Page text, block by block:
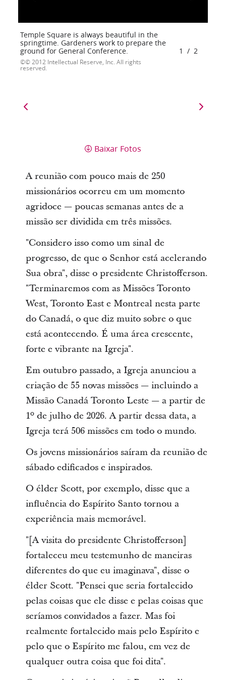
Temple Square is always beautiful in the
springtime. Gardeners work to prepare the
ground for General Conference.
© 2012 Intellectual Reserve, Inc. All rights
reserved.
1 / 2
Baixar Fotos
A reunião com pouco mais de 250
missionários ocorreu em um momento
agridoce — poucas semanas antes de a
missão ser dividida em três missões.
"Considero isso como um sinal de
progresso, de que o Senhor está acelerando
Sua obra", disse o presidente Christofferson.
"Terminaremos com as Missões Toronto
West, Toronto East e Montreal nesta parte
do Canadá, o que diz muito sobre o que
está acontecendo. É uma área crescente,
forte e vibrante na Igreja".
Em outubro passado, a Igreja anunciou a
criação de 55 novas missões — incluindo a
Missão Canadá Toronto Leste — a partir de
1º de julho de 2026. A partir dessa data, a
Igreja terá 506 missões em todo o mundo.
Os jovens missionários saíram da reunião de
sábado edificados e inspirados.
O élder Scott, por exemplo, disse que a
influência do Espírito Santo tornou a
experiência mais memorável.
"[A visita do presidente Christofferson]
fortaleceu meu testemunho de maneiras
diferentes do que eu imaginava", disse o
élder Scott. "Pensei que seria fortalecido
pelas coisas que ele disse e pelas coisas que
seríamos convidados a fazer. Mas foi
realmente fortalecido mais pelo Espírito e
pelo que o Espírito me falou, em vez de
qualquer outra coisa que foi dita".